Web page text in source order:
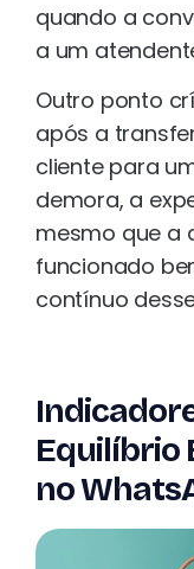
quando a
a um
Outro ponto
após a
cliente para
demora, a
mesmo que a
funcionado
contínuo
Equilíbrio
no